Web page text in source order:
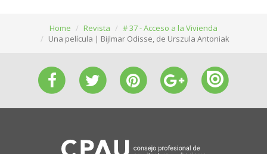
Home Revista
# 37 - Acceso a la Vivienda
Una película | Bijlmar Odisse, de Urszula Antoniak